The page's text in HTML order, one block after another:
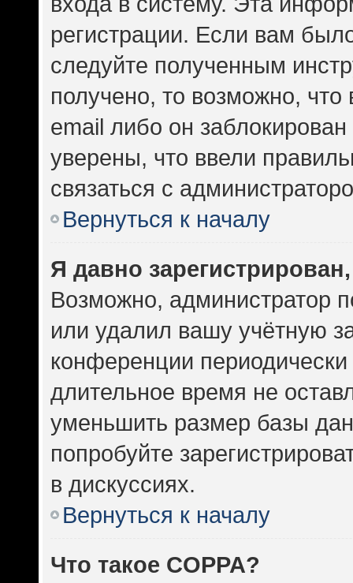
регистрации. Если вам
следуйте полученным
получено, то возможно,
email либо он
уверены, что ввели
связаться с
Вернуться к началу
Я давно
Возможно, администратор
или удалил вашу учётную
конференции
длительное время не
уменьшить размер базы
попробуйте
в дискуссиях.
Вернуться к началу
Что такое COPPA?